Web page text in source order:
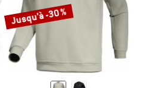
Jusqu'à -30 %